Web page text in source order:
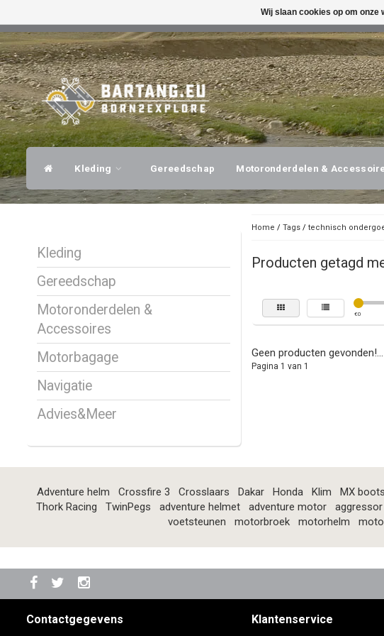
DESKUNDIG ADVIES,
Kleding Gereedschap Motoronderdelen &
Kleding
Gereedschap
Motoronderdelen &
Accessoires
Motorbagage
Navigatie
Advies&Meer
Home / Tags/ technisch
Producten getagd
€0
Geen producten gevonden!...
Pagina 1 van 1
Adventure helm Crossfire 3 Crosslaars Dakar Honda Klim MX boots
Thork Racing
TwinPegs adventure helmet adventure motor aggressor
voetsteunen
motorbroek motorhelm
Contactgegevens Klantenservice
Wij slaan cookies op om